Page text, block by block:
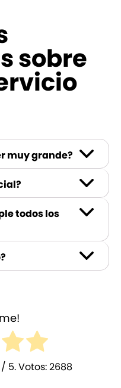
sobre
muy grande?
todos los
/ 5. Votos:2688